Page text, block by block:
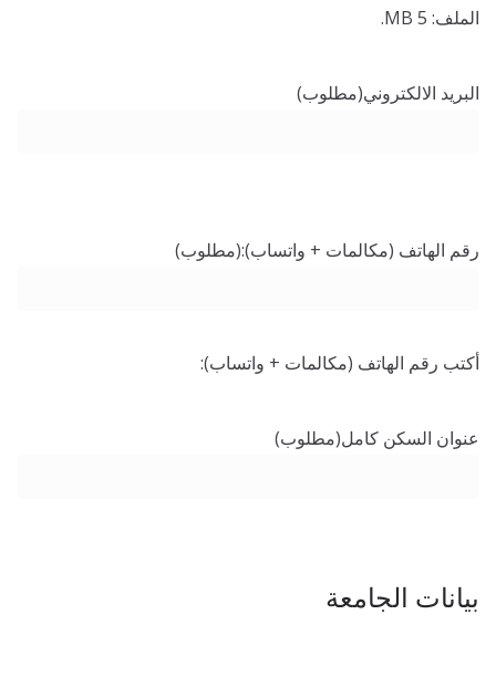
الملف: 5 MB.
البريد الالكتروني(مطلوب)
رقم الهاتف (مكالمات + واتساب):(مطلوب)
أكتب رقم الهاتف (مكالمات + واتساب):
عنوان السكن كامل(مطلوب)
بيانات الجامعة